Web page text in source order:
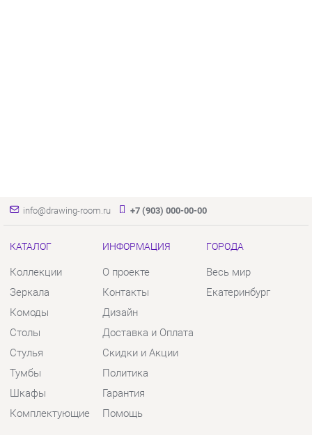
КАТАЛОГ
Коллекции
Комоды
Столы
Стулья
Тумбы
Шкафы
Комплектующие
ИНФОРМАЦИЯ
О проекте
Дизайн
Доставка и Оплата
Скидки и Акции
Политика
Гарантия
Помощь
ГОРОДА
Весь мир
КОНТАКТЫ